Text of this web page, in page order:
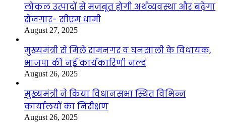
लोकल उत्पादों से मजबूत होगी अर्थव्यवस्था और बढ़ेगा
रोजगार- सीएम धामी
August 27, 2025
मुख्यमंत्री से मिले रामनगर व घनसाली के विधायक,
भाजपा की नई कार्यकारिणी जल्द
August 26, 2025
मुख्यमंत्री ने किया विधानसभा स्थित विभिन्न
कार्यालयों का निरीक्षण
August 26, 2025